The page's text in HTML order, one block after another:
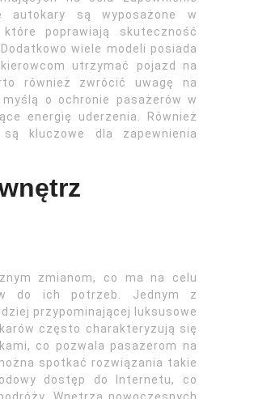
autokary są wyposażone w
poprawiają skuteczność
wiele modeli posiada
utrzymać pojazd na
również zwrócić uwagę na
o ochronie pasażerów w
energię uderzenia. Również
kluczowe dla zapewnienia
zmianom, co ma na celu
do ich potrzeb. Jednym z
przypominającej luksusowe
często charakteryzują się
co pozwala pasażerom na
spotkać rozwiązania takie
dostęp do Internetu, co